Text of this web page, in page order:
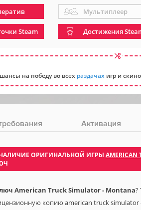
Мультиплеер
Steam Достижения
на победу во всех раздачах игр и
Активация
НАЛИЧИЕ ОРИГИНАЛЬНОЙ ИГРЫ AMERICAN
American Truck Simulator - Montana?
копию american truck simulator